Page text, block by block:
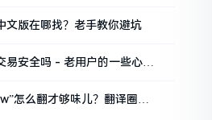
文版在哪找？老手教你避坑
易安全吗 - 老用户的一些心里
怎么翻才够味儿？翻译圈老